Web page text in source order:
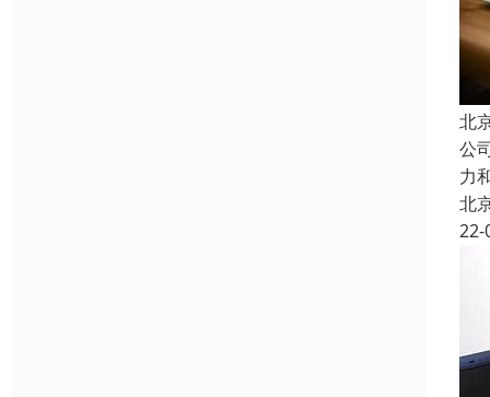
北
公
力
北
22-